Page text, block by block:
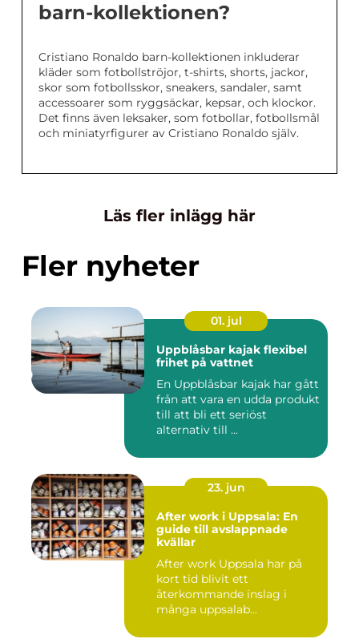
barn-kollektionen?
Cristiano Ronaldo barn-kollektionen inkluderar
kläder som fotbollströjor, t-shirts, shorts, jackor,
skor som fotbollsskor, sneakers, sandaler, samt
accessoarer som ryggsäckar, kepsar, och klockor.
Det finns även leksaker, som fotbollar, fotbollsmål
och miniatyrfigurer av Cristiano Ronaldo själv.
Läs fler inlägg här
Fler nyheter
01. jul
Uppblåsbar kajak flexibel
frihet på vattnet
En Uppblåsbar kajak har gått
från att vara en udda produkt
till att bli ett seriöst
alternativ till ...
23. jun
After work i Uppsala: En
guide till avslappnade
kvällar
After work Uppsala har på
kort tid blivit ett
återkommande inslag i
många uppsalab...